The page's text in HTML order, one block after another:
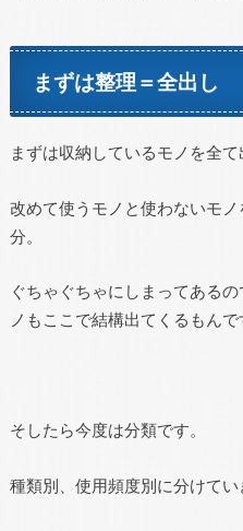
まずは整理＝全出し
まずは収納しているモノを全て
改めて使うモノと使わないモ
分。
ぐちゃぐちゃにしまってある
ノもここで結構出てくるもんで
そしたら今度は分類です。
種類別、使用頻度別に分けてい